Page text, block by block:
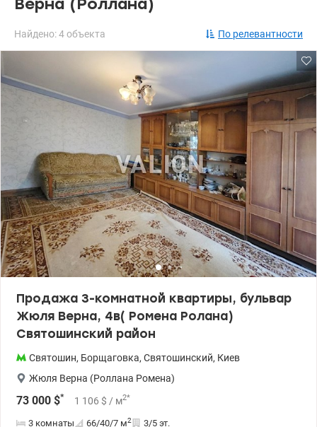
Верна (Роллана)
Найдено: 4 объекта По релевантности
Продажа 3-комнатной квартиры, бульвар
Жюля Верна, 4в( Ромена Ролана)
Святошинский район
Святошин, Борщаговка, Святошинский, Киев
Жюля Верна (Роллана Ромена)
73 000 $* 1 106 $ / м2*
3 комнаты 66/40/7 м2 3/5 эт.